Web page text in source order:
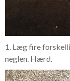
1. Læg fire
neglen. Hærd.